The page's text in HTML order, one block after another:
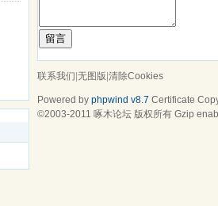
留言
联系我们|无图版|清除Cookies
Powered by phpwind v8.7 Certificate
©2003-2011 啄木论坛 版权所有 Gzip